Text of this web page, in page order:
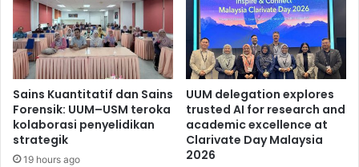
Sains Kuantitatif dan Sains
Forensik: UUM–USM teroka
kolaborasi penyelidikan
strategik
19 hours ago
UUM delegation explores
trusted AI for research and
academic excellence at
Clarivate Day Malaysia
2026